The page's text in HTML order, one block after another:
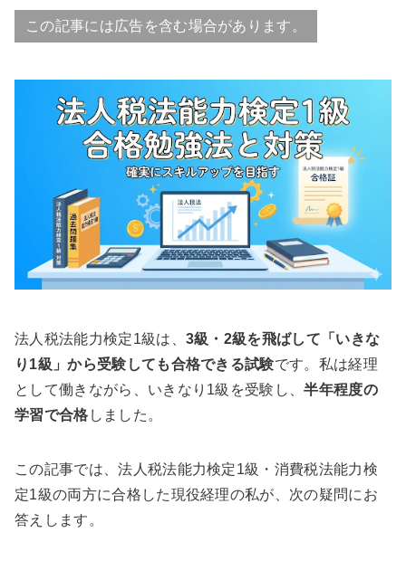
この記事には広告を含む場合があります。
法人税法能力検定1級は、 3級・2級を飛ばして「いきな
り1級」から受験しても合格できる試験です。私は経理
として働きながら、いきなり1級を受験し、半年程度の
学習で合格 しました。
この記事では、法人税法能力検定1級・消費税法能力検
定1級の両方に合格した現役経理の私が、次の疑問にお
答えします。